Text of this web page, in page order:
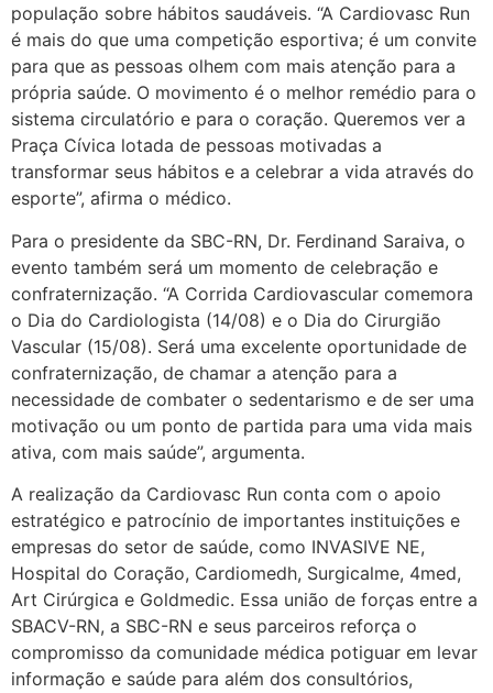
população sobre hábitos saudáveis. “A Cardiovasc Run
é mais do que uma competição esportiva; é um convite
para que as pessoas olhem com mais atenção para a
própria saúde. O movimento é o melhor remédio para o
sistema circulatório e para o coração. Queremos ver a
Praça Cívica lotada de pessoas motivadas a
transformar seus hábitos e a celebrar a vida através do
esporte”, afirma o médico.
Para o presidente da SBC-RN, Dr. Ferdinand Saraiva, o
evento também será um momento de celebração e
confraternização. “A Corrida Cardiovascular comemora
o Dia do Cardiologista (14/08) e o Dia do Cirurgião
Vascular (15/08). Será uma excelente oportunidade de
confraternização, de chamar a atenção para a
necessidade de combater o sedentarismo e de ser uma
motivação ou um ponto de partida para uma vida mais
ativa, com mais saúde”, argumenta.
A realização da Cardiovasc Run conta com o apoio
estratégico e patrocínio de importantes instituições e
empresas do setor de saúde, como INVASIVE NE,
Hospital do Coração, Cardiomedh, Surgicalme, 4med,
Art Cirúrgica e Goldmedic. Essa união de forças entre a
SBACV-RN, a SBC-RN e seus parceiros reforça o
compromisso da comunidade médica potiguar em levar
informação e saúde para além dos consultórios,